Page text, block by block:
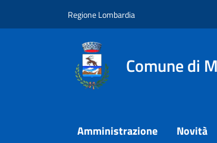
Regione Lombardia
Comune di
Amministrazione Novità